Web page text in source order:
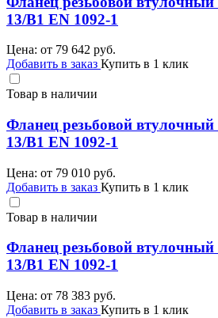
13/B1 EN 1092-1
Цена: от 79 642 руб.
Добавить в заказ Купить в 1 клик
Товар в наличии
Фланец резьбовой
13/B1 EN 1092-1
Цена: от 79 010 руб.
Добавить в заказ Купить в 1 клик
Товар в наличии
Фланец резьбовой
13/B1 EN 1092-1
Цена: от 78 383 руб.
Добавить в заказ Купить в 1 клик